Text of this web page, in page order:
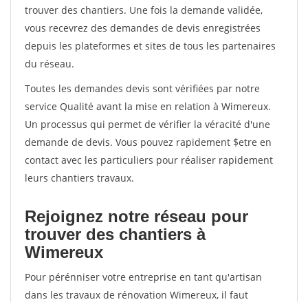
trouver des chantiers. Une fois la demande validée,
vous recevrez des demandes de devis enregistrées
depuis les plateformes et sites de tous les partenaires
du réseau.
Toutes les demandes devis sont vérifiées par notre
service Qualité avant la mise en relation à Wimereux.
Un processus qui permet de vérifier la véracité d'une
demande de devis. Vous pouvez rapidement $etre en
contact avec les particuliers pour réaliser rapidement
leurs chantiers travaux.
Rejoignez notre réseau pour
trouver des chantiers à
Wimereux
Pour pérénniser votre entreprise en tant qu'artisan
dans les travaux de rénovation Wimereux, il faut